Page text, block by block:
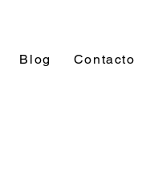
Blog Contacto